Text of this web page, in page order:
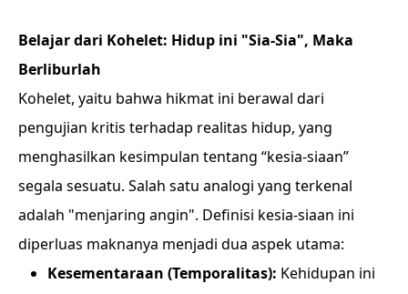
Belajar dari Kohelet: Hidup ini "Sia-Sia", Maka
Berliburlah
Kohelet, yaitu bahwa hikmat ini berawal dari
pengujian kritis terhadap realitas hidup, yang
menghasilkan kesimpulan tentang “kesia-siaan”
segala sesuatu. Salah satu analogi yang terkenal
adalah "menjaring angin". Definisi kesia-siaan ini
diperluas maknanya menjadi dua aspek utama:
Kesementaraan (Temporalitas): Kehidupan ini